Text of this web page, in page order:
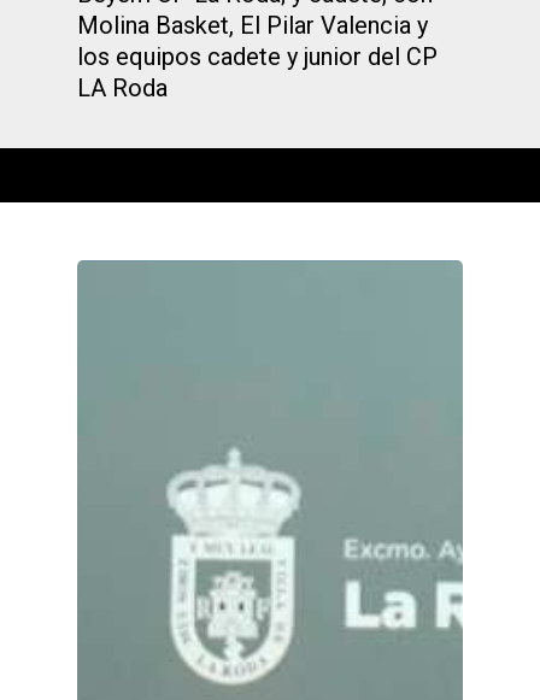
Molina Basket, El Pilar Valencia y
los equipos cadete y junior del CP
LA Roda